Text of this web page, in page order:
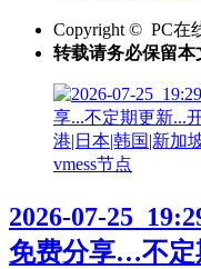
Copyright © PC在
转载请务必保留本
vmess节点
2026-07-
免费分享…不